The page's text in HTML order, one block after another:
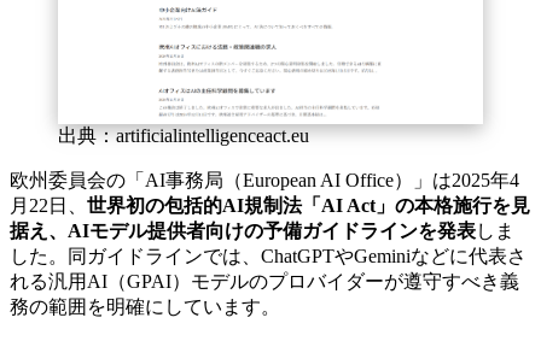
出典：artificialintelligenceact.eu
欧州委員会の「AI事務局（European AI Office）」は2025年4
月22日、 世界初の包括的AI規制法「AI Act」の本格施行を見
据え、AIモデル提供者向けの予備ガイドラインを発表しま
した。同ガイドラインでは、ChatGPTやGeminiなどに代表さ
れる汎用AI（GPAI）モデルのプロバイダーが遵守すべき義
務の範囲を明確にしています。